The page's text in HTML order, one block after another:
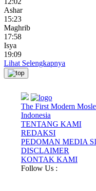
Ashar
15:23
Maghrib
17:58
Isya
19:09
Lihat Selengkapnya
The First Modern
Indonesia
TENTANG KAMI
REDAKSI
PEDOMAN MEDIA
DISCLAIMER
KONTAK KAMI
Follow Us :